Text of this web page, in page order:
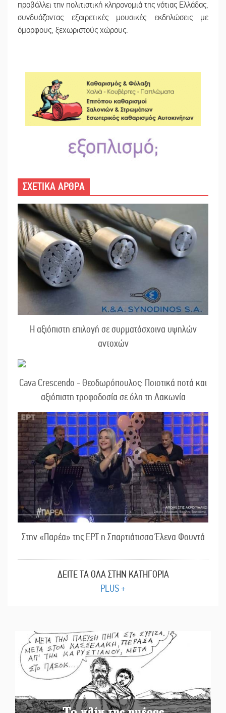
προβάλλει την πολιτιστική κληρονομιά της νότιας Ελλάδας,
συνδυάζοντας εξαιρετικές μουσικές εκδηλώσεις με
όμορφους, ξεχωριστούς χώρους.
ΣΧΕΤΙΚΑ ΑΡΘΡΑ
Η αξιόπιστη επιλογή σε συρματόσχοινα υψηλών
αντοχών
Cava Crescendo - Θεοδωρόπουλος: Ποιοτικά ποτά και
αξιόπιστη τροφοδοσία σε όλη τη Λακωνία
Στην «Παρέα» της ΕΡΤ η Σπαρτιάτισσα Έλενα Φουντά
ΔΕΙΤΕ ΤΑ ΟΛΑ ΣΤΗΝ ΚΑΤΗΓΟΡΙΑ
PLUS +
Το κλίκ της ημέρας